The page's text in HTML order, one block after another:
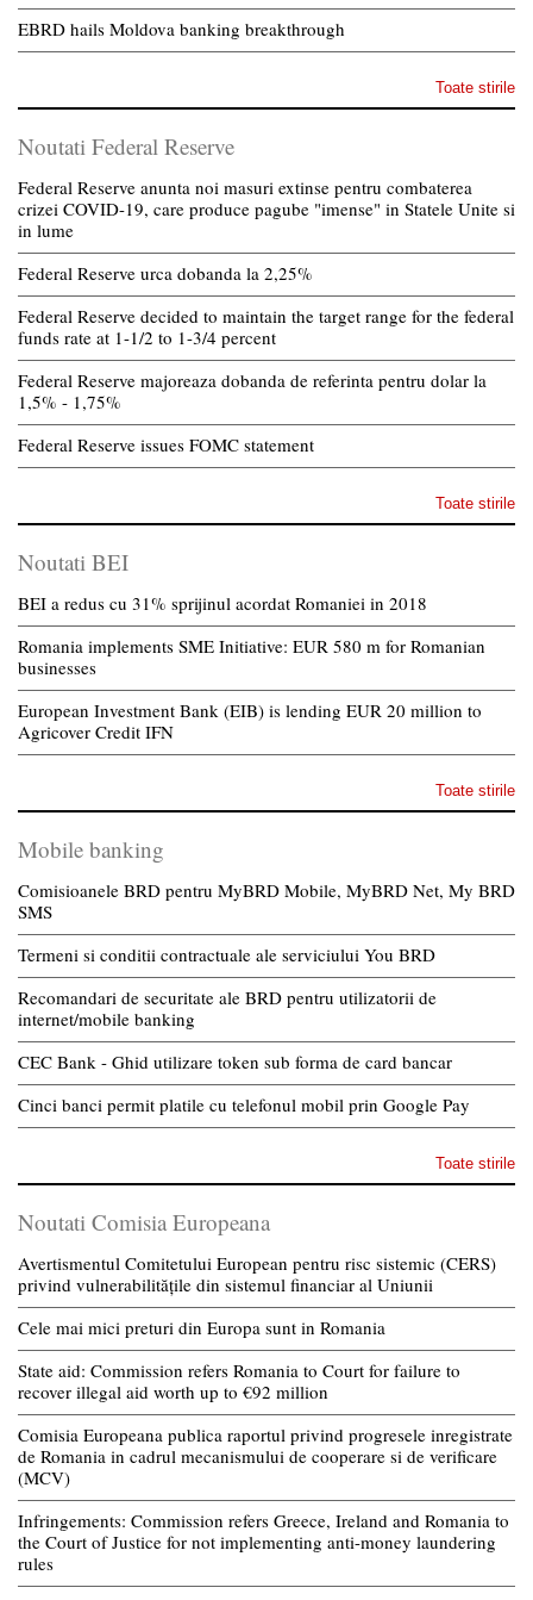
EBRD hails Moldova banking breakthrough
Toate stirile
Noutati Federal Reserve
Federal Reserve anunta noi masuri extinse pentru combaterea
crizei COVID-19, care produce pagube "imense" in Statele Unite si
in lume
Federal Reserve urca dobanda la 2,25%
Federal Reserve decided to maintain the target range for the federal
funds rate at 1-1/2 to 1-3/4 percent
Federal Reserve majoreaza dobanda de referinta pentru dolar la
1,5% - 1,75%
Federal Reserve issues FOMC statement
Toate stirile
Noutati BEI
BEI a redus cu 31% sprijinul acordat Romaniei in 2018
Romania implements SME Initiative: EUR 580 m for Romanian
businesses
European Investment Bank (EIB) is lending EUR 20 million to
Agricover Credit IFN
Toate stirile
Mobile banking
Comisioanele BRD pentru MyBRD Mobile, MyBRD Net, My BRD
SMS
Termeni si conditii contractuale ale serviciului You BRD
Recomandari de securitate ale BRD pentru utilizatorii de
internet/mobile banking
CEC Bank - Ghid utilizare token sub forma de card bancar
Cinci banci permit platile cu telefonul mobil prin Google Pay
Toate stirile
Noutati Comisia Europeana
Avertismentul Comitetului European pentru risc sistemic (CERS)
privind vulnerabilitățile din sistemul financiar al Uniunii
Cele mai mici preturi din Europa sunt in Romania
State aid: Commission refers Romania to Court for failure to
recover illegal aid worth up to €92 million
Comisia Europeana publica raportul privind progresele inregistrate
de Romania in cadrul mecanismului de cooperare si de verificare
(MCV)
Infringements: Commission refers Greece, Ireland and Romania to
the Court of Justice for not implementing anti-money laundering
rules